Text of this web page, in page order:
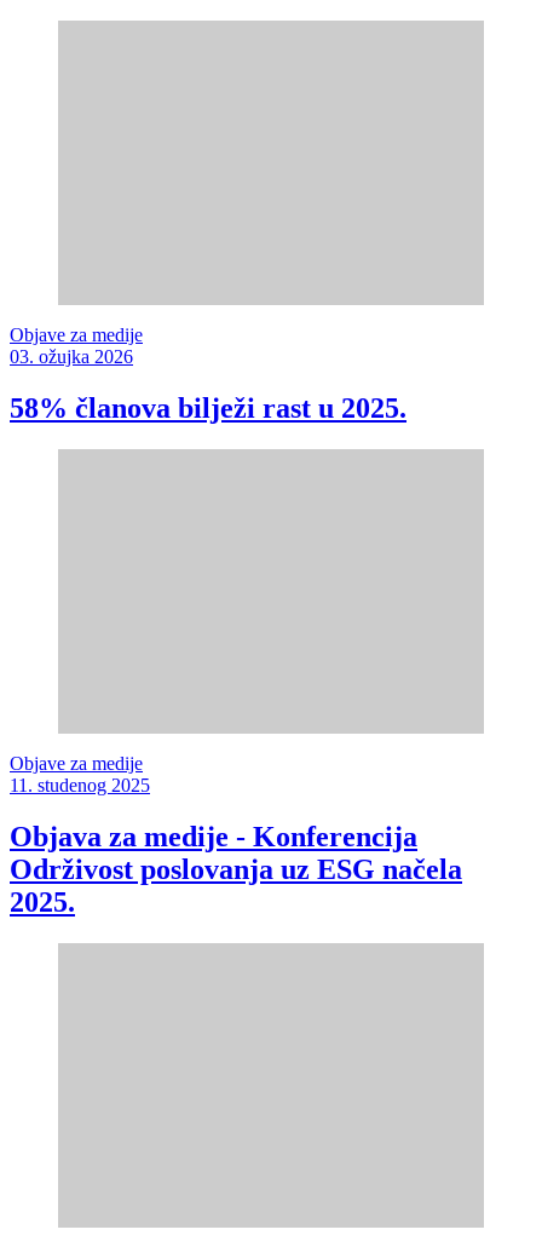
Objave za medije
03. ožujka 2026
58% članova bilježi rast u 2025.
Objave za medije
11. studenog 2025
Objava za medije - Konferencija
Održivost poslovanja uz ESG načela
2025.